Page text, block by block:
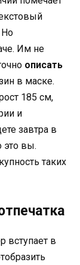
Но
Им не
описать
в маске.
185 см,
и
завтра в
это вы.
таких
вступает в